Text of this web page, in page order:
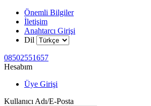
Önemli Bilgiler
İletişim
Anahtarcı Girişi
Dil
08502551657
Hesabım
Üye Girişi
Kullanıcı Adı/E-Posta